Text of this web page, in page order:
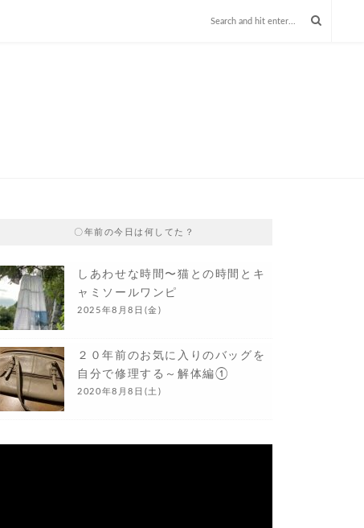
〇年前の今日は何してた？
しあわせな時間〜猫との時間とキ
ャミソールワンピ
2025年8月8日(金)
２０年前のお気に入りのバッグを
自分で修理する～解体編①
2020年8月8日(土)